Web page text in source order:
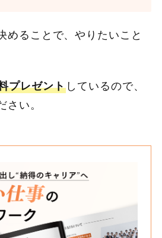
めることで、やりたいこと
プレゼント しているので、
さい。